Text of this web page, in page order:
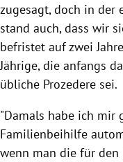
zugesagt, doch in der
stand auch, dass wir
befristet auf zwei
Jährige, die anfangs
übliche Prozedere sei.
"Damals habe ich mir
Familienbeihilfe
wenn man die für